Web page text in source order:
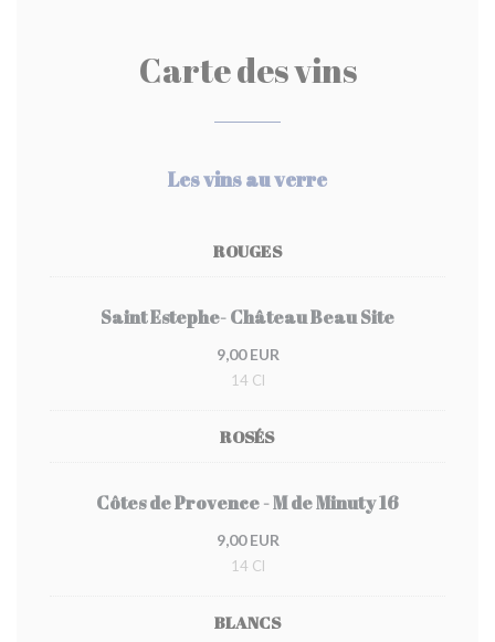
Carte des vins
Les vins au verre
ROUGES
Saint Estephe- Château Beau Site
9,00 EUR
14 Cl
ROSÉS
Côtes de Provence - M de Minuty 16
9,00 EUR
14 Cl
BLANCS